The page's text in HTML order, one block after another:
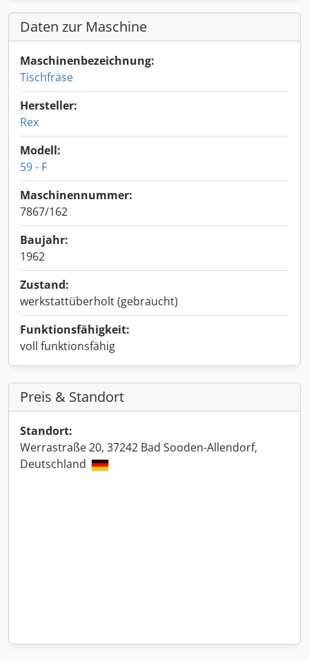
Daten zur Maschine
Maschinenbezeichnung:
Tischfräse
Hersteller:
Rex
Modell:
59 - F
Maschinennummer:
7867/162
Baujahr:
1962
Zustand:
werkstattüberholt (gebraucht)
Funktionsfähigkeit:
voll funktionsfähig
Preis & Standort
Standort:
Werrastraße 20, 37242 Bad Sooden-Allendorf,
Deutschland